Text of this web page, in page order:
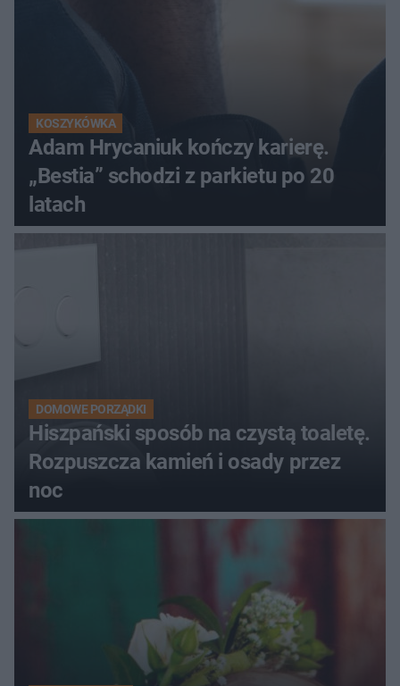
KOSZYKÓWKA
Adam Hrycaniuk kończy karierę.
„Bestia” schodzi z parkietu po 20
latach
DOMOWE PORZĄDKI
Hiszpański sposób na czystą toaletę.
Rozpuszcza kamień i osady przez
noc